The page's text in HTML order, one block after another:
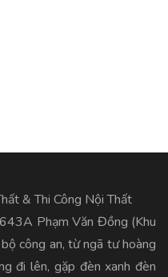
& Thi Công Nội Thất
Phạm Văn Đồng (Khu
công an, từ ngã tư hoàng
đi lên, gặp đèn xanh đèn